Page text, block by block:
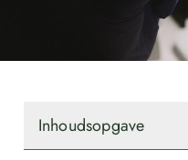
Inhoudsopgave